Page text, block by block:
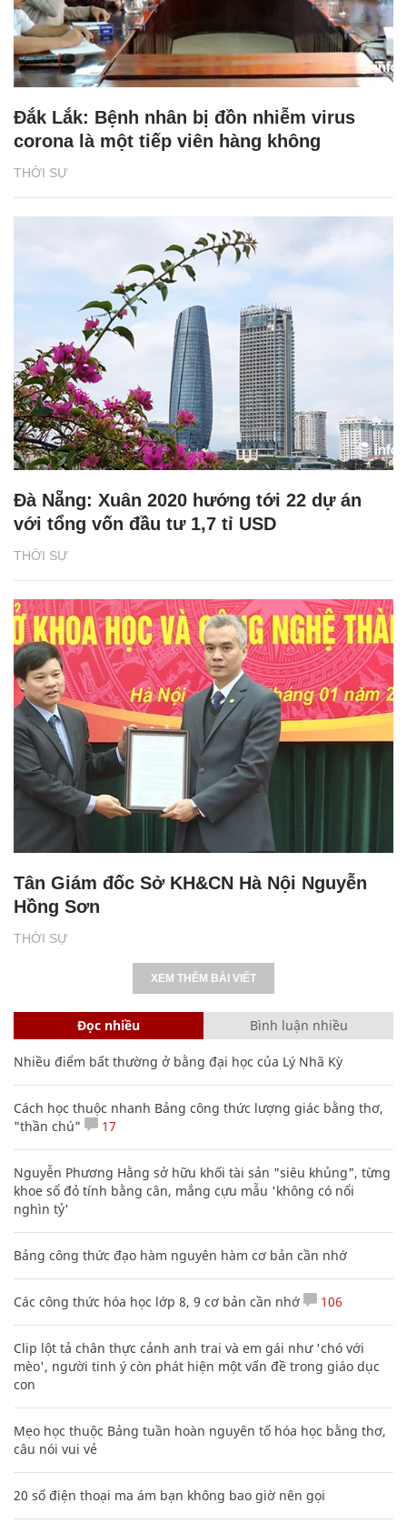
THỜI SỰ
Đắk Lắk: Bệnh nhân bị đồn nhiễm virus
corona là một tiếp viên hàng không
THỜI SỰ
Đà Nẵng: Xuân 2020 hướng tới 22 dự án
với tổng vốn đầu tư 1,7 tỉ USD
THỜI SỰ
Tân Giám đốc Sở KH&CN Hà Nội Nguyễn
Hồng Sơn
XEM THÊM BÀI VIẾT
Đọc nhiều Bình luận nhiều
Nhiều điểm bất thường ở bằng đại học của Lý Nhã Kỳ
Cách học thuộc nhanh Bảng công thức lượng giác bằng thơ,
"thần chú"
17
Nguyễn Phương Hằng sở hữu khối tài sản "siêu khủng", từng
khoe sổ đỏ tính bằng cân, mắng cựu mẫu 'không có nổi
nghìn tỷ'
Bảng công thức đạo hàm nguyên hàm cơ bản cần nhớ
Các công thức hóa học lớp 8, 9 cơ bản cần nhớ 106
Clip lột tả chân thực cảnh anh trai và em gái như 'chó với
mèo', người tinh ý còn phát hiện một vấn đề trong giáo dục
con
Mẹo học thuộc Bảng tuần hoàn nguyên tố hóa học bằng thơ,
câu nói vui vẻ
20 số điện thoại ma ám bạn không bao giờ nên gọi